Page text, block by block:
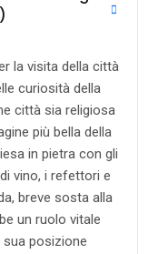
la visita della città
curiosità della
città sia religiosa
più bella della
in pietra con gli
vino, i refettori e
breve sosta alla
un ruolo vitale
sua posizione